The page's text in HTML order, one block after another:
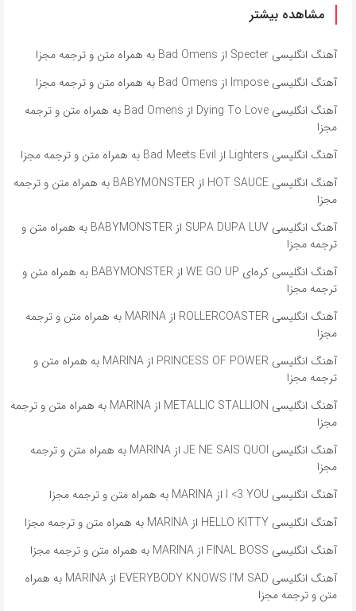
مشاهده بیشتر
آهنگ انگلیسی Specter از Bad Omens به همراه متن و ترجمه مجزا
آهنگ انگلیسی Impose از Bad Omens به همراه متن و ترجمه مجزا
آهنگ انگلیسی Dying To Love از Bad Omens به همراه متن و ترجمه
مجزا
آهنگ انگلیسی Lighters از Bad Meets Evil به همراه متن و ترجمه مجزا
آهنگ انگلیسی HOT SAUCE از BABYMONSTER به همراه متن و ترجمه
مجزا
آهنگ انگلیسی SUPA DUPA LUV از BABYMONSTER به همراه متن و
ترجمه مجزا
آهنگ انگلیسی کره‌ای WE GO UP از BABYMONSTER به همراه متن و
ترجمه مجزا
آهنگ انگلیسی ROLLERCOASTER از MARINA به همراه متن و ترجمه
مجزا
آهنگ انگلیسی PRINCESS OF POWER از MARINA به همراه متن و
ترجمه مجزا
آهنگ انگلیسی METALLIC STALLION از MARINA به همراه متن و ترجمه
مجزا
آهنگ انگلیسی JE NE SAIS QUOI از MARINA به همراه متن و ترجمه
مجزا
آهنگ انگلیسی I <3 YOU از MARINA به همراه متن و ترجمه مجزا
آهنگ انگلیسی HELLO KITTY از MARINA به همراه متن و ترجمه مجزا
آهنگ انگلیسی FINAL BOSS از MARINA به همراه متن و ترجمه مجزا
آهنگ انگلیسی EVERYBODY KNOWS I’M SAD از MARINA به همراه
متن و ترجمه مجزا